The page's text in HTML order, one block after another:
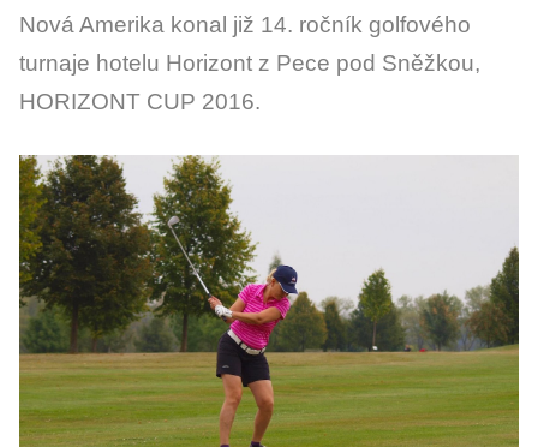
Nová Amerika konal již 14. ročník golfového
turnaje hotelu Horizont z Pece pod Sněžkou,
HORIZONT CUP 2016.